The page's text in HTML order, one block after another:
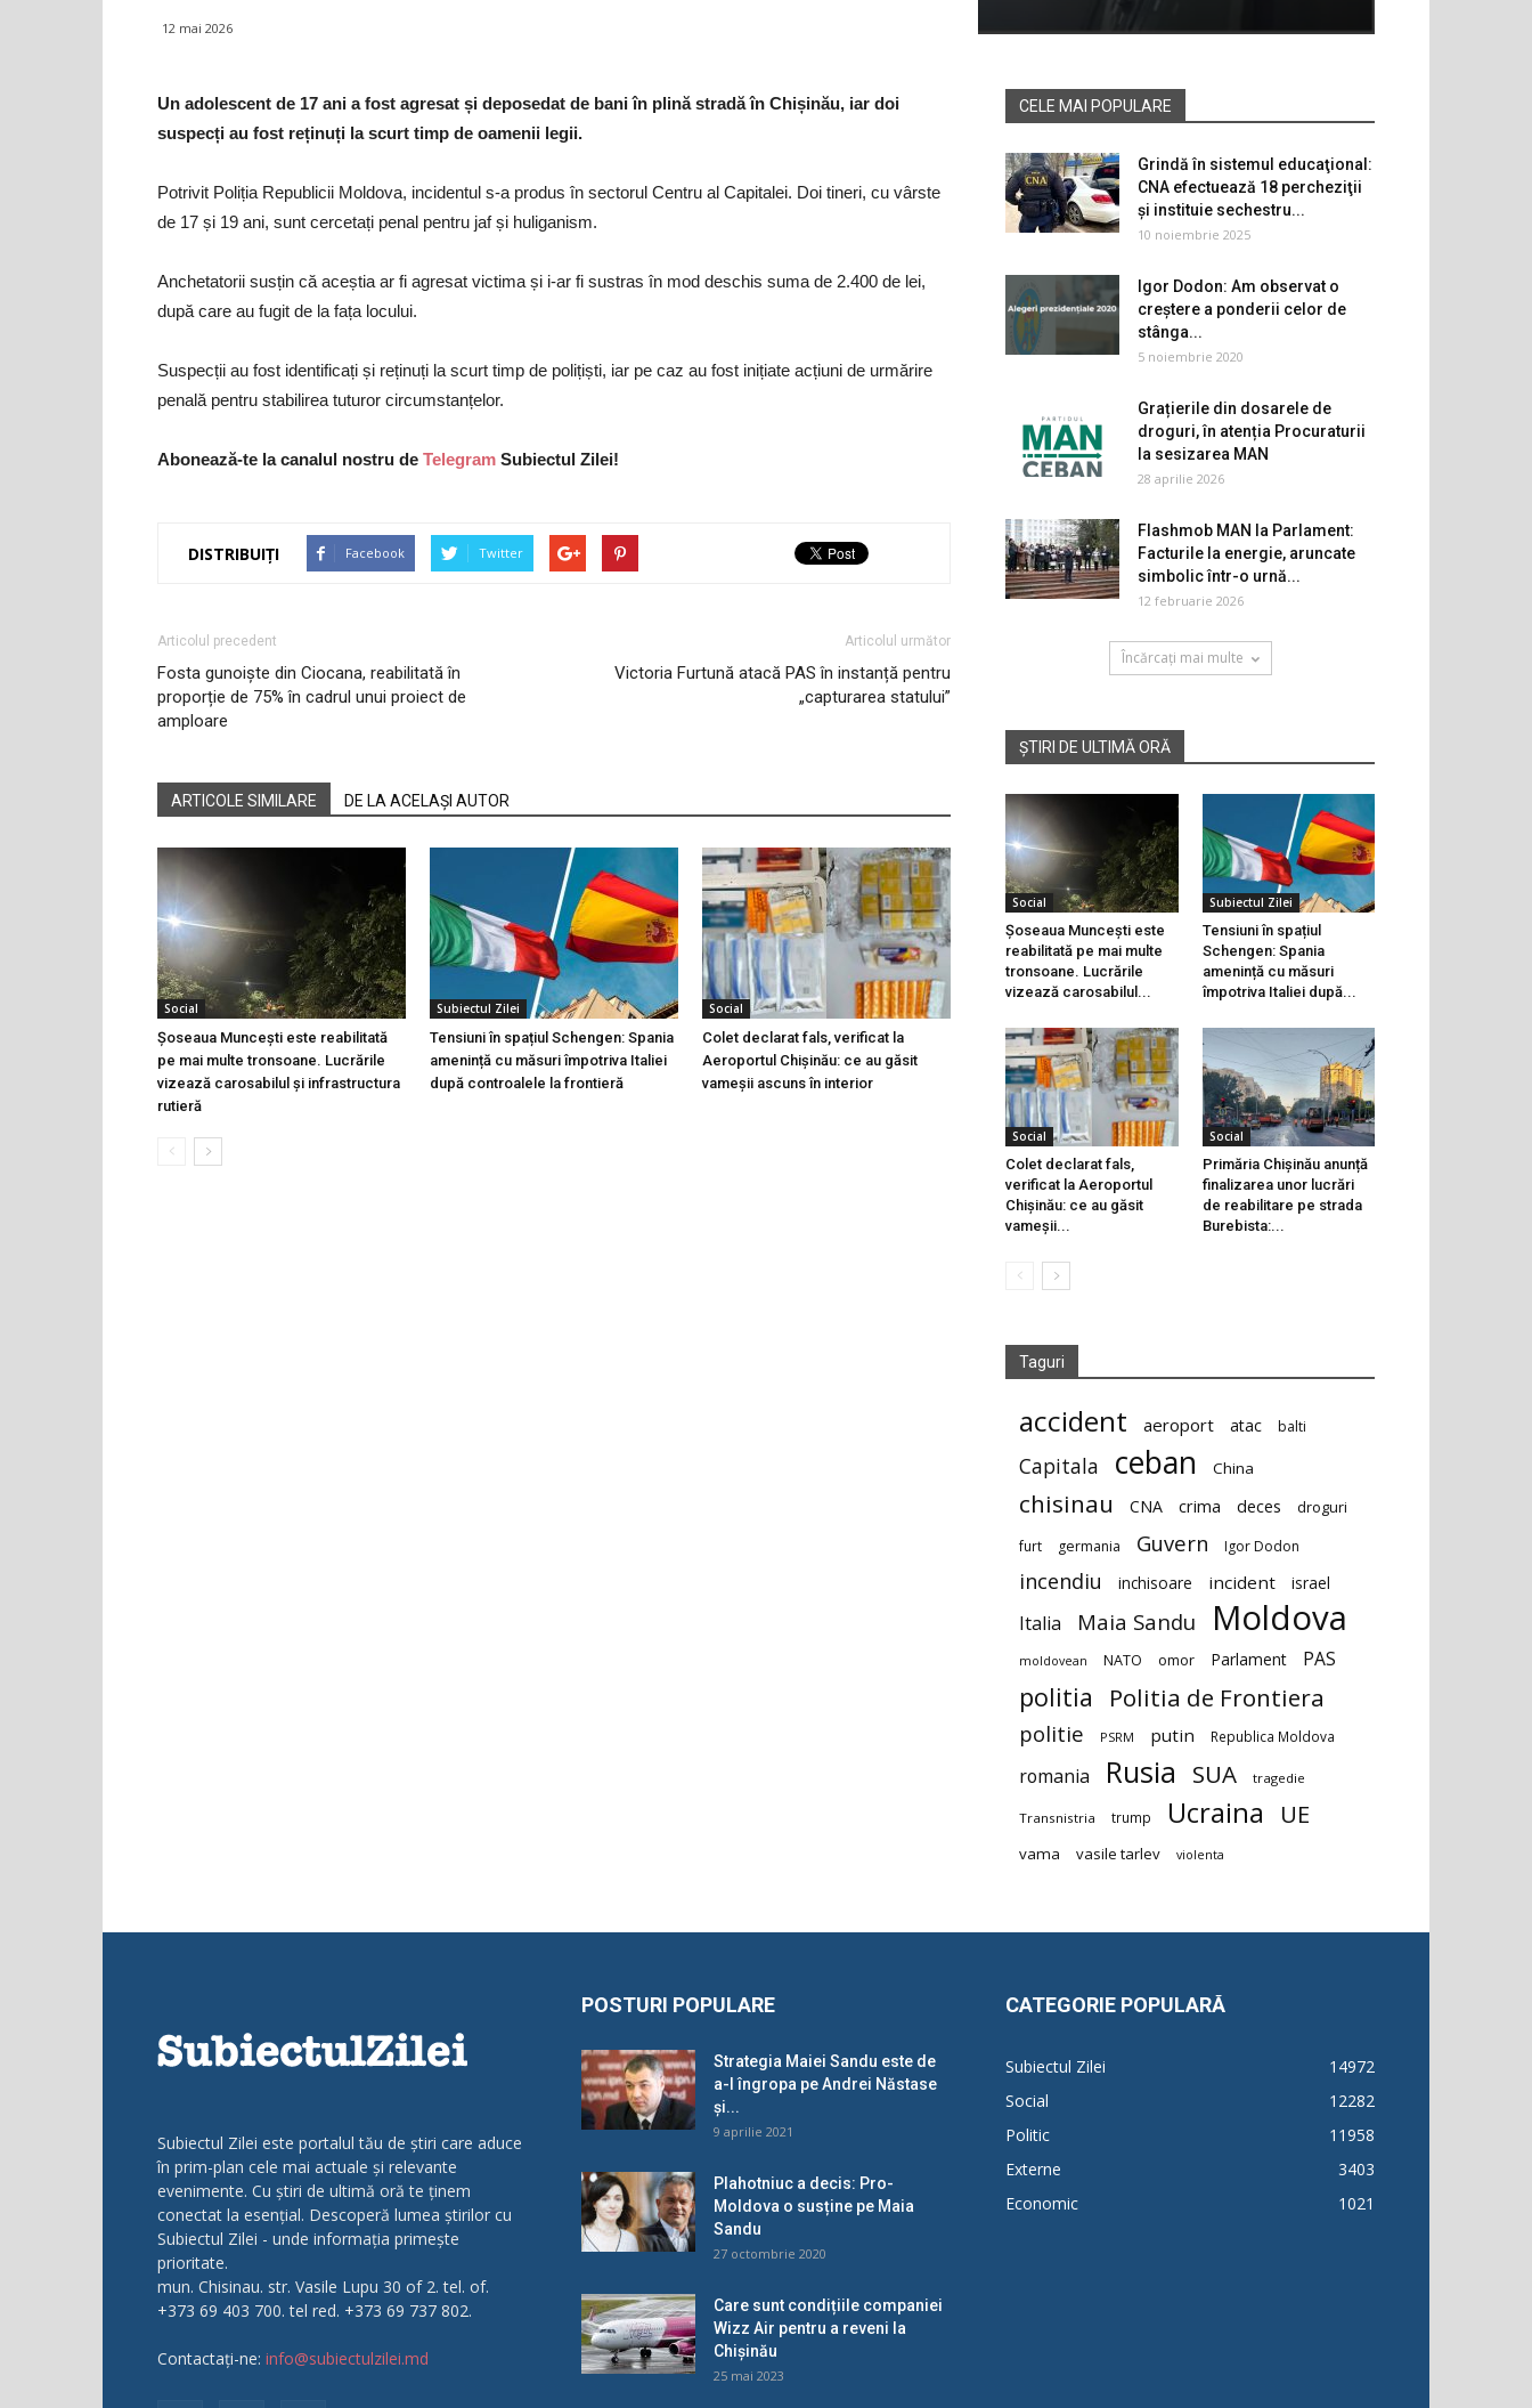
12 mai 2026
Un adolescent de 17 ani a fost agresat și deposedat de bani în plină stradă în Chișinău, iar doi
suspecți au fost reținuți la scurt timp de oamenii legii.
Potrivit Poliția Republicii Moldova, incidentul s-a produs în sectorul Centru al Capitalei. Doi tineri, cu vârste
de 17 și 19 ani, sunt cercetați penal pentru jaf și huliganism.
Anchetatorii susțin că aceștia ar fi agresat victima și i-ar fi sustras în mod deschis suma de 2.400 de lei,
după care au fugit de la fața locului.
Suspecții au fost identificați și reținuți la scurt timp de polițiști, iar pe caz au fost inițiate acțiuni de urmărire
penală pentru stabilirea tuturor circumstanțelor.
Abonează-te la canalul nostru de Telegram Subiectul Zilei!
DISTRIBUIȚI Facebook Twitter
Articolul precedent
Fosta gunoiște din Ciocana, reabilitată în
proporție de 75% în cadrul unui proiect de
amploare
Articolul următor
Victoria Furtună atacă PAS în instanță pentru
„capturarea statului”
ARTICOLE SIMILARE DE LA ACELAȘI AUTOR
Social
Șoseaua Muncești este reabilitată
pe mai multe tronsoane. Lucrările
vizează carosabilul și infrastructura
rutieră
Subiectul Zilei
Tensiuni în spațiul Schengen: Spania
amenință cu măsuri împotriva Italiei
după controalele la frontieră
Social
Colet declarat fals, verificat la
Aeroportul Chișinău: ce au găsit
vameșii ascuns în interior
CELE MAI POPULARE
Grindă în sistemul educaţional:
CNA efectuează 18 percheziţii
şi instituie sechestru...
10 noiembrie 2025
Igor Dodon: Am observat o
creștere a ponderii celor de
stânga...
5 noiembrie 2020
Grațierile din dosarele de
droguri, în atenția Procuraturii
la sesizarea MAN
28 aprilie 2026
Flashmob MAN la Parlament:
Facturile la energie, aruncate
simbolic într-o urnă...
12 februarie 2026
Încărcați mai multe
ȘTIRI DE ULTIMĂ ORĂ
Social
Șoseaua Muncești este
reabilitată pe mai multe
tronsoane. Lucrările
vizează carosabilul...
Subiectul Zilei
Tensiuni în spațiul
Schengen: Spania
amenință cu măsuri
împotriva Italiei după...
Social
Colet declarat fals,
verificat la Aeroportul
Chișinău: ce au găsit
vameșii...
Social
Primăria Chișinău anunță
finalizarea unor lucrări
de reabilitare pe strada
Burebista:...
Taguri
accident aeroport atac balti
Capitala ceban China
chisinau CNA crima deces droguri
furt germania Guvern Igor Dodon
incendiu inchisoare incident israel
Italia Maia Sandu Moldova
moldovean NATO omor Parlament PAS
politia Politia de Frontiera
politie PSRM putin Republica Moldova
romania Rusia SUA tragedie
Transnistria trump Ucraina UE
vama vasile tarlev violenta
Subiectul Zilei este portalul tău de știri care aduce
în prim-plan cele mai actuale și relevante
evenimente. Cu știri de ultimă oră te ținem
conectat la esențial. Descoperă lumea știrilor cu
Subiectul Zilei - unde informația primește
prioritate.
mun. Chisinau. str. Vasile Lupu 30 of 2. tel. of.
+373 69 403 700. tel red. +373 69 737 802.
Contactați-ne: info@subiectulzilei.md
POSTURI POPULARE
Strategia Maiei Sandu este de
a-l îngropa pe Andrei Năstase
și...
9 aprilie 2021
Plahotniuc a decis: Pro-
Moldova o susține pe Maia
Sandu
27 octombrie 2020
Care sunt condițiile companiei
Wizz Air pentru a reveni la
Chișinău
25 mai 2023
CATEGORIE POPULARĂ
Subiectul Zilei
14972
Social
12282
Politic
11958
Externe
3403
Economic
1021